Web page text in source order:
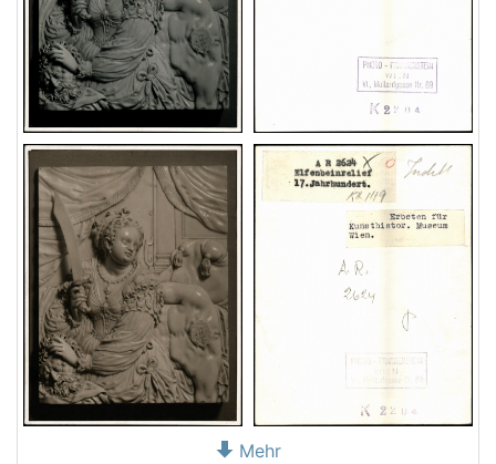
Mehr